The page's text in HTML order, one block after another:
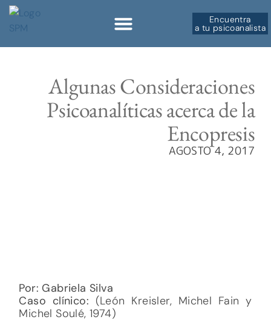
Encuentra
a tu psicoanalista
Algunas Consideraciones
Psicoanalíticas acerca de la
Encopresis
AGOSTO 4, 2017
Por: Gabriela Silva
Caso clínico: (León Kreisler, Michel Fain y
Michel Soulé, 1974)